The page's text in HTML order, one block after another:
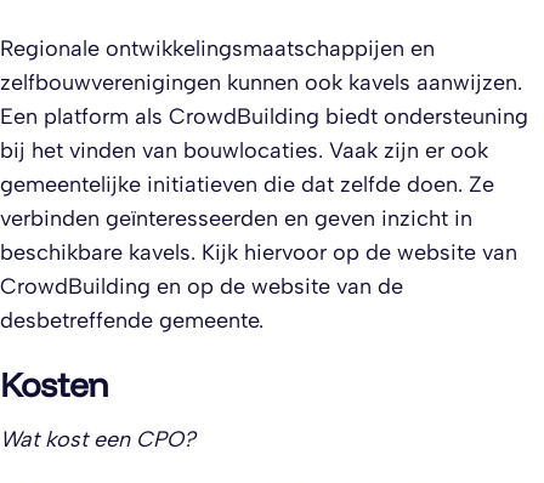
Regionale ontwikkelingsmaatschappijen en
zelfbouwverenigingen kunnen ook kavels aanwijzen.
Een platform als CrowdBuilding biedt ondersteuning
bij het vinden van bouwlocaties. Vaak zijn er ook
gemeentelijke initiatieven die dat zelfde doen. Ze
verbinden geïnteresseerden en geven inzicht in
beschikbare kavels. Kijk hiervoor op de website van
CrowdBuilding en op de website van de
desbetreffende gemeente.
Kosten
Wat kost een CPO?